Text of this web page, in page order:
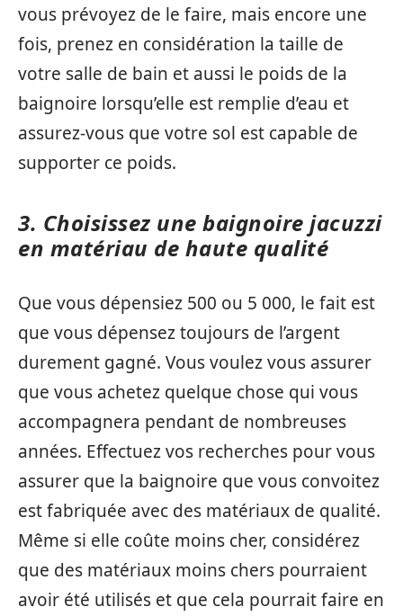
vous prévoyez de le faire, mais encore une
fois, prenez en considération la taille de
votre salle de bain et aussi le poids de la
baignoire lorsqu’elle est remplie d’eau et
assurez-vous que votre sol est capable de
supporter ce poids.
3. Choisissez une baignoire jacuzzi
en matériau de haute qualité
Que vous dépensiez 500 ou 5 000, le fait est
que vous dépensez toujours de l’argent
durement gagné. Vous voulez vous assurer
que vous achetez quelque chose qui vous
accompagnera pendant de nombreuses
années. Effectuez vos recherches pour vous
assurer que la baignoire que vous convoitez
est fabriquée avec des matériaux de qualité.
Même si elle coûte moins cher, considérez
que des matériaux moins chers pourraient
avoir été utilisés et que cela pourrait faire en